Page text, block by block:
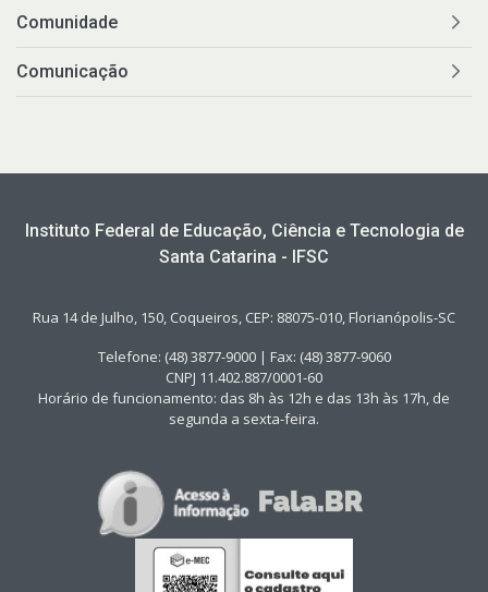
Comunidade
Comunicação
Instituto Federal de Educação, Ciência e Tecnologia de
Santa Catarina - IFSC
Rua 14 de Julho, 150, Coqueiros, CEP: 88075-010, Florianópolis-SC
Telefone: (48) 3877-9000 | Fax: (48) 3877-9060
CNPJ 11.402.887/0001-60
Horário de funcionamento: das 8h às 12h e das 13h às 17h, de
segunda a sexta-feira.